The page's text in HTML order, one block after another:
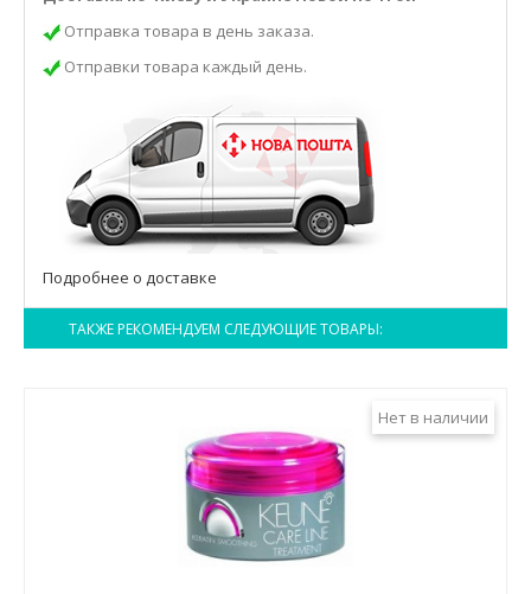
Отправка товара в день заказа.
Отправки товара каждый день.
Подробнее о доставке
ТАКЖЕ РЕКОМЕНДУЕМ СЛЕДУЮЩИЕ ТОВАРЫ:
Нет в наличии